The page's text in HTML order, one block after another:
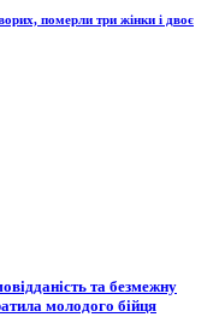
померли три жінки і двоє
та безмежну
молодого бійця